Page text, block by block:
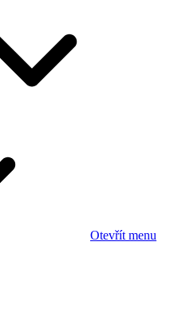
Otevřít menu